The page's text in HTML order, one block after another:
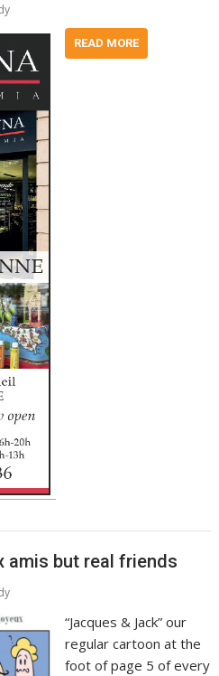
READ MORE
amis but real friends
“Jacques & Jack” our
regular cartoon at the
foot of page 5 of every